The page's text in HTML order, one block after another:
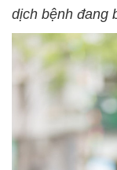
dịch bệnh đang